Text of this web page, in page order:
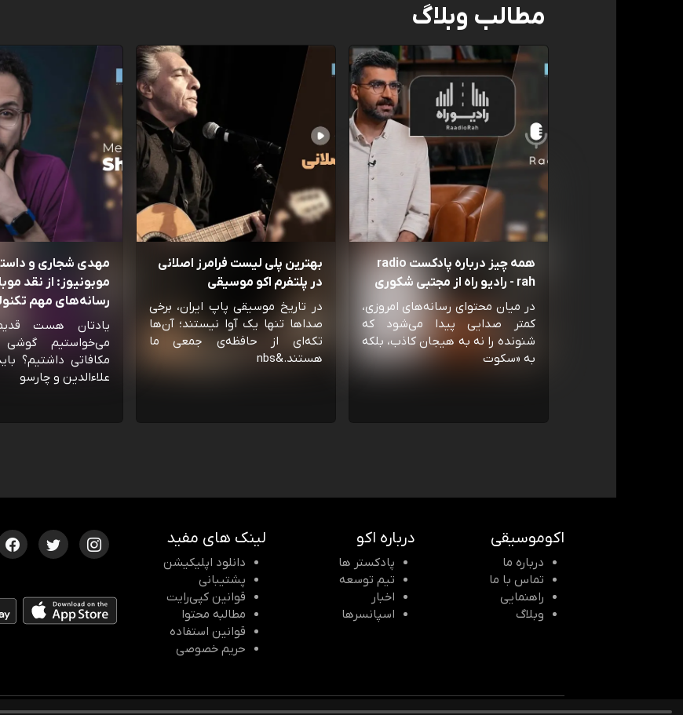
مطالب وبلاگ
همه چیز درباره پادکست radio
rah - رادیو راه از مجتبی شکوری
در میان محتوای رسانه‌های امروزی،
کمتر صدایی پیدا می‌شود که
شنونده را نه به هیجان کاذب، بلکه
به «سکوت
بهترین پلی لیست فرامرز اصلانی
در پلتفرم اکو موسیقی
در تاریخ موسیقی پاپ ایران، برخی
صداها تنها یک آوا نیستند؛ آن‌ها
تکه‌ای از حافظه‌ی جمعی ما
هستند.&nbs
مهدی شجاری و
موبونیوز: از نقد
رسانه‌‌های مهم
یادتان هست
می‌خواستیم
مکافاتی داشتیم؟
علاءالدین و چارسو
اکوموسیقی
درباره ما
تماس با ما
راهنمایی
وبلاگ
درباره اکو
پادکستر ها
تیم توسعه
اخبار
اسپانسرها
لینک های مفید
دانلود اپلیکیشن
پشتیبانی
قوانین کپی‌رایت
مطالبه محتوا
قوانین استفاده
حریم خصوصی